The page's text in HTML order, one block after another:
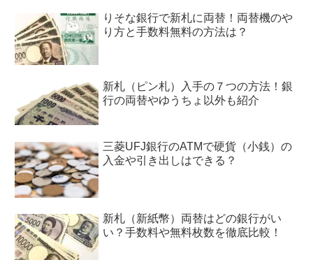
りそな銀行で新札に両替！両替機のや
り方と手数料無料の方法は？
新札（ピン札）入手の７つの方法！銀
行の両替やゆうちょ以外も紹介
三菱UFJ銀行のATMで硬貨（小銭）の
入金や引き出しはできる？
新札（新紙幣）両替はどの銀行がい
い？手数料や無料枚数を徹底比較！